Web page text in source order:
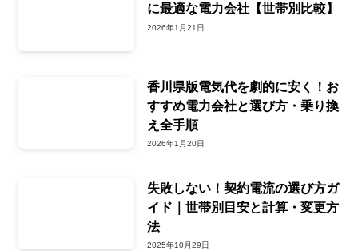
に最適な電力会社【世帯別比較】
2026年1月21日
香川県版電気代を劇的に安く！お
すすめ電力会社と選び方・乗り換
え全手順
2026年1月20日
失敗しない！契約電流の選び方ガ
イド｜世帯別目安と計算・変更方
法
2025年10月29日